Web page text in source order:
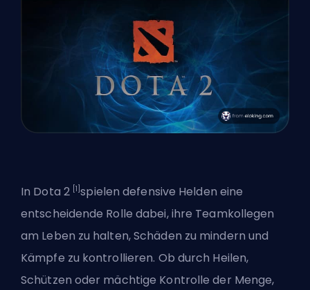
In Dota 2 [1]spielen defensive Helden eine
entscheidende Rolle dabei, ihre Teamkollegen
am Leben zu halten, Schäden zu mindern und
Kämpfe zu kontrollieren. Ob durch Heilen,
Schützen oder mächtige Kontrolle der Menge,